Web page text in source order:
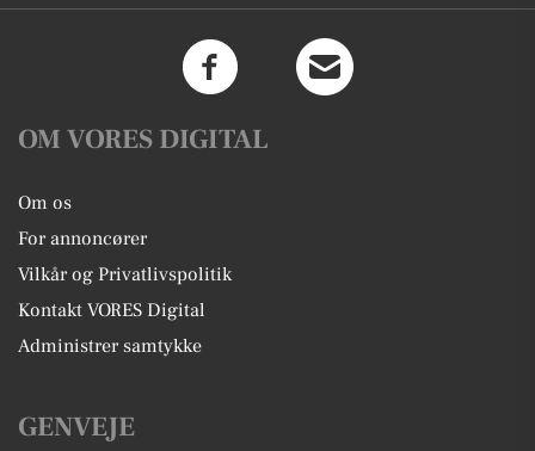
OM VORES DIGITAL
Om os
For annoncører
Vilkår og Privatlivspolitik
Kontakt VORES Digital
Administrer samtykke
GENVEJE